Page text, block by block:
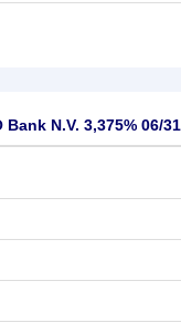
N.V. 3,375% 06/31